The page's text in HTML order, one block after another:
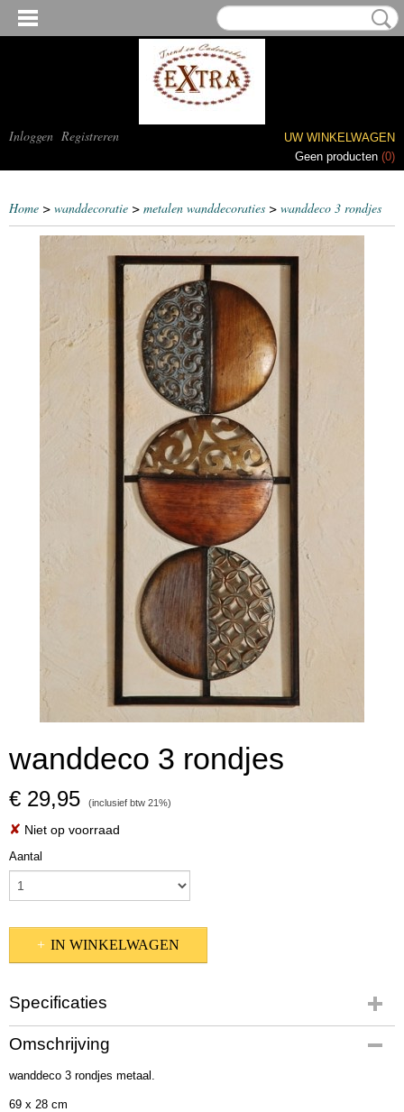
Inloggen Registreren
UW WINKELWAGEN
Geen producten (0)
Home > wanddecoratie > metalen wanddecoraties > wanddeco 3 rondjes
wanddeco 3 rondjes
€ 29,95 (inclusief btw 21%)
✘ Niet op voorraad
Aantal
IN WINKELWAGEN
Specificaties
Productcode
5498700
Afmetingen (l,b,h)
Omschrijving
wanddeco 3 rondjes metaal.
69 x 28 cm